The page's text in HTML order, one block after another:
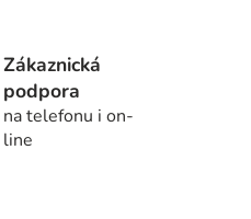
Zákaznická
podpora
na telefonu i on-
line